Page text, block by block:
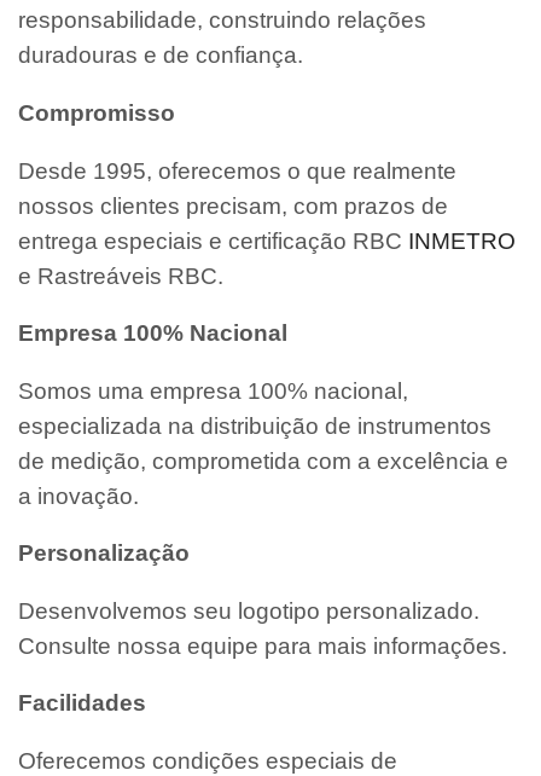
responsabilidade, construindo relações
duradouras e de confiança.
Compromisso
Desde 1995, oferecemos o que realmente
nossos clientes precisam, com prazos de
entrega especiais e certificação RBC INMETRO
e Rastreáveis RBC.
Empresa 100% Nacional
Somos uma empresa 100% nacional,
especializada na distribuição de instrumentos
de medição, comprometida com a excelência e
a inovação.
Personalização
Desenvolvemos seu logotipo personalizado.
Consulte nossa equipe para mais informações.
Facilidades
Oferecemos condições especiais de